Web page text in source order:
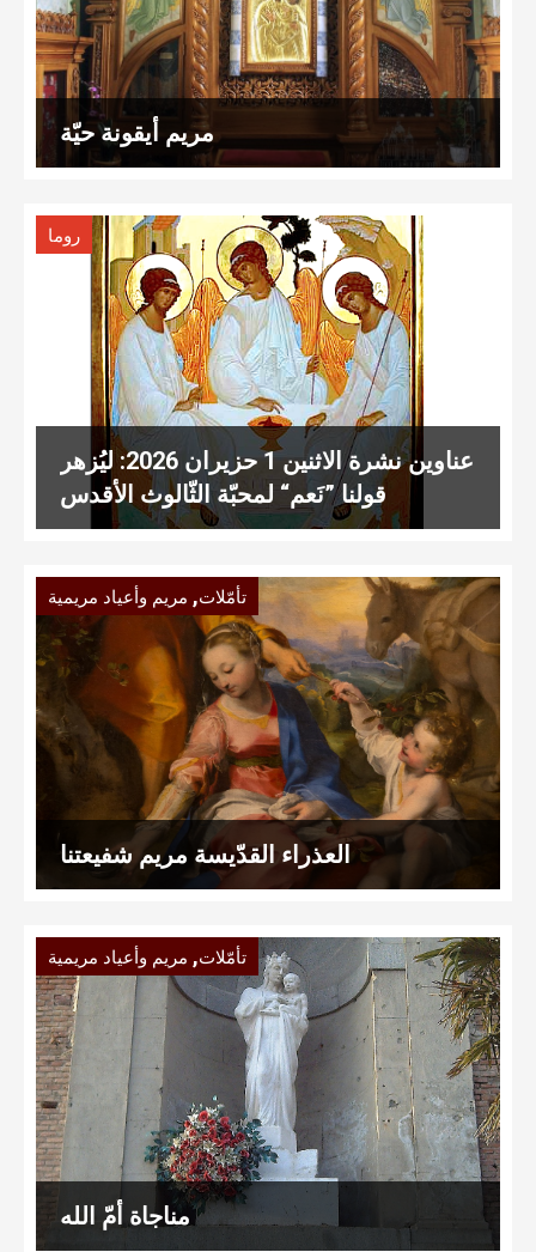
مريم أيقونة حيّة
روما
عناوين نشرة الاثنين 1 حزيران 2026: ليُزهر
قولنا ”نَعم“ لمحبّة الثّالوث الأقدس
تأمّلات, مريم وأعياد مريمية
العذراء القدّيسة مريم شفيعتنا
تأمّلات, مريم وأعياد مريمية
مناجاة أُمّ الله